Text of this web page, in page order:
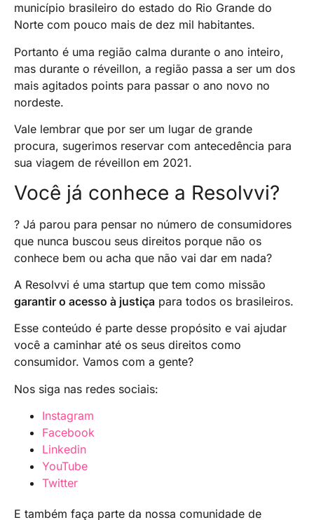
município brasileiro do estado do Rio Grande do
Norte com pouco mais de dez mil habitantes.
Portanto é uma região calma durante o ano inteiro,
mas durante o réveillon, a região passa a ser um dos
mais agitados points para passar o ano novo no
nordeste.
Vale lembrar que por ser um lugar de grande
procura, sugerimos reservar com antecedência para
sua viagem de réveillon em 2021.
Você já conhece a Resolvvi?
? Já parou para pensar no número de consumidores
que nunca buscou seus direitos porque não os
conhece bem ou acha que não vai dar em nada?
A Resolvvi é uma startup que tem como missão
garantir o acesso à justiça para todos os brasileiros.
Esse conteúdo é parte desse propósito e vai ajudar
você a caminhar até os seus direitos como
consumidor. Vamos com a gente?
Nos siga nas redes sociais:
Instagram
Facebook
Linkedin
YouTube
Twitter
E também faça parte da nossa comunidade de